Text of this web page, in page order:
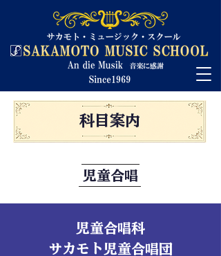
科目案内
児童合唱
​児童合唱科
​サカモト児童合唱団